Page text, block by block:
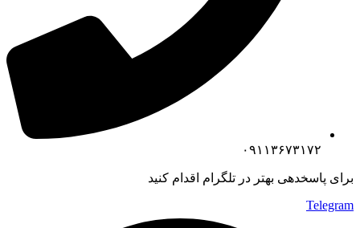
۰۹۱۱۳۶۷۳۱۷۲
برای پاسخدهی بهتر در تلگرام اقدام کنید
Telegram